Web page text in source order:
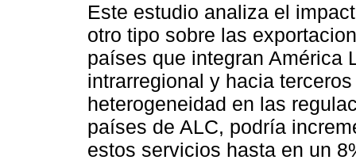
Este estudio analiza el
otro tipo sobre las
países que integran América
intrarregional y hacia
heterogeneidad en las
países de ALC, podría
estos servicios hasta en un